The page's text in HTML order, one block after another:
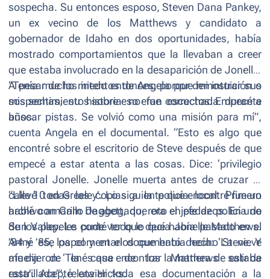
sospecha. Su entonces esposo, Steven Dana Pankey,
un ex vecino de los Matthews y candidato a
gobernador de Idaho en dos oportunidades, había
mostrado comportamientos que la llevaban a creer
que estaba involucrado en la desaparición de Jonelle.
A pesar de los intentos de Angela por demostrar sus
sospechas, su historia no fue escuchada durante
años.
“Tenía mucho miedo entonces, porque mi intuición o
mis sentimientos sobre eso eran correctos. Empecé a
buscar pistas. Se volvió como una misión para mí”,
cuenta Angela en el documental. “Esto es algo que
encontré sobre el escritorio de Steve después de que
empecé a estar atenta a las cosas. Dice: ‘privilegio
pastoral Jonelle. Jonelle muerta antes de cruzar la
calle 10 en Greeley’. Lo siguiente que encontré fue un
archivo amarillo de abogado, roto en pedazos. En uno
de los papeles pude ver que decía Jonelle Matthews.
Armé ese papel y en el documento decía: ‘La nieve
afuera de la casa de los Matthews estaba
rastrillada’”, relata Hicks.
“Llevé todas las copias a la policía local. Primero
hablé con Cam Daggett, que era el jefe de policía de
Sun Valley. Le conté todo lo que había pasado en el
’84 y ’85, los comentarios que había hecho Steve. Y
me dijeron: ‘Tenés que encontrar la manera de salir de
esta’. Acepté enviar toda esa documentación a la